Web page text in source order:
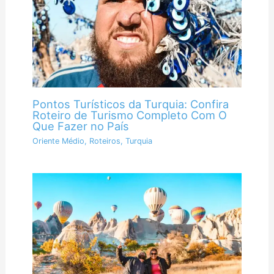
Pontos Turísticos da Turquia: Confira
Roteiro de Turismo Completo Com O
Que Fazer no País
Oriente Médio, Roteiros, Turquia